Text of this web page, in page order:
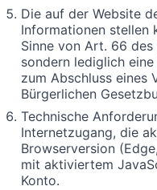
Die auf der Website
Informationen stellen
Sinne von Art. 66 des
sondern lediglich
zum Abschluss eines
Bürgerlichen
Technische
Internetzugang, die
Browserversion
mit aktiviertem
Konto.